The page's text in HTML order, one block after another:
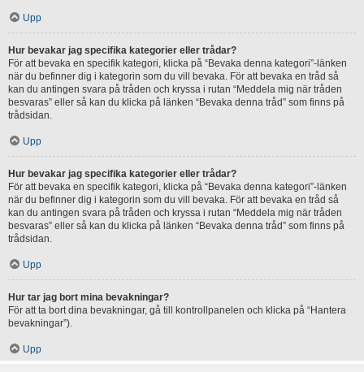
Upp
Hur bevakar jag specifika kategorier eller trådar?
För att bevaka en specifik kategori, klicka på “Bevaka denna kategori”-länken
när du befinner dig i kategorin som du vill bevaka. För att bevaka en tråd så
kan du antingen svara på tråden och kryssa i rutan “Meddela mig när tråden
besvaras” eller så kan du klicka på länken “Bevaka denna tråd” som finns på
trådsidan.
Upp
Hur bevakar jag specifika kategorier eller trådar?
För att bevaka en specifik kategori, klicka på “Bevaka denna kategori”-länken
när du befinner dig i kategorin som du vill bevaka. För att bevaka en tråd så
kan du antingen svara på tråden och kryssa i rutan “Meddela mig när tråden
besvaras” eller så kan du klicka på länken “Bevaka denna tråd” som finns på
trådsidan.
Upp
Hur tar jag bort mina bevakningar?
För att ta bort dina bevakningar, gå till kontrollpanelen och klicka på “Hantera
bevakningar”).
Upp